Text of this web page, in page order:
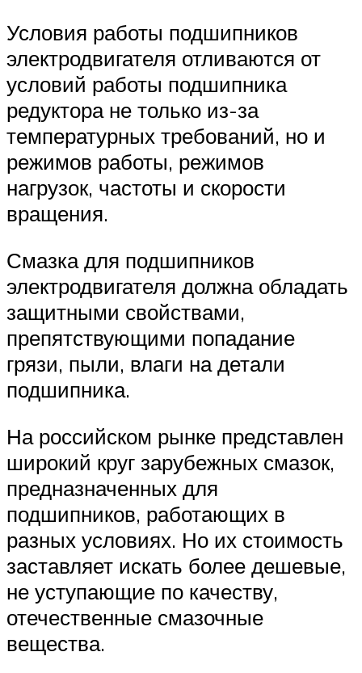
Условия работы подшипников
электродвигателя отливаются от
условий работы подшипника
редуктора не только из-за
температурных требований, но и
режимов работы, режимов
нагрузок, частоты и скорости
вращения.
Смазка для подшипников
электродвигателя должна обладать
защитными свойствами,
препятствующими попадание
грязи, пыли, влаги на детали
подшипника.
На российском рынке представлен
широкий круг зарубежных смазок,
предназначенных для
подшипников, работающих в
разных условиях. Но их стоимость
заставляет искать более дешевые,
не уступающие по качеству,
отечественные смазочные
вещества.